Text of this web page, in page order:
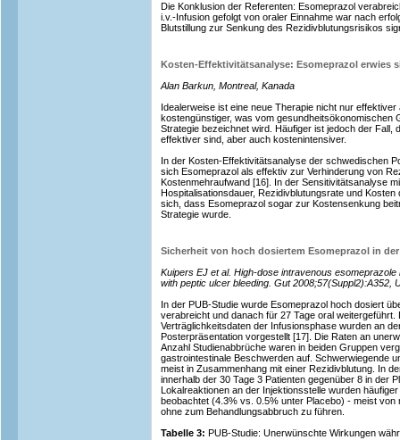
Die Konklusion der Referenten: Esomeprazol
i.v.-Infusion gefolgt von oraler Einnahme war nach
Blutstillung zur Senkung des Rezidivblutungsrisikos
Kosten-Effektivitätsanalyse: Esomeprazol erwies
Alan Barkun, Montreal, Kanada
Idealerweise ist eine neue Therapie nicht nur
kostengünstiger, was vom gesundheitsökonomischen
Strategie bezeichnet wird. Häufiger ist jedoch der Fall,
effektiver sind, aber auch kostenintensiver.
In der Kosten-Effektivitätsanalyse der schwedischen
sich Esomeprazol als effektiv zur Verhinderung von
Kostenmehraufwand [16]. In der Sensitivitätsanalyse
Hospitalisationsdauer, Rezidivblutungsrate und
sich, dass Esomeprazol sogar zur Kostensenkung
Strategie wurde.
Sicherheit von hoch dosiertem Esomeprazol in
Kuipers EJ et al. High-dose intravenous
with peptic ulcer bleeding. Gut 2008;57(Suppl2):A352,
In der PUB-Studie wurde Esomeprazol hoch dosiert
verabreicht und danach für 27 Tage oral weitergeführt.
Verträglichkeitsdaten der Infusionsphase wurden an
Posterpräsentation vorgestellt [17]. Die Raten an
Anzahl Studienabbrüche waren in beiden Gruppen
gastrointestinale Beschwerden auf. Schwerwiegende
meist in Zusammenhang mit einer Rezidivblutung. In
innerhalb der 30 Tage 3 Patienten gegenüber 8 in der
Lokalreaktionen an der Injektionsstelle wurden
beobachtet (4.3% vs. 0.5% unter Placebo) - meist von
ohne zum Behandlungsabbruch zu führen.
Tabelle 3: PUB-Studie: Unerwünschte Wirkungen